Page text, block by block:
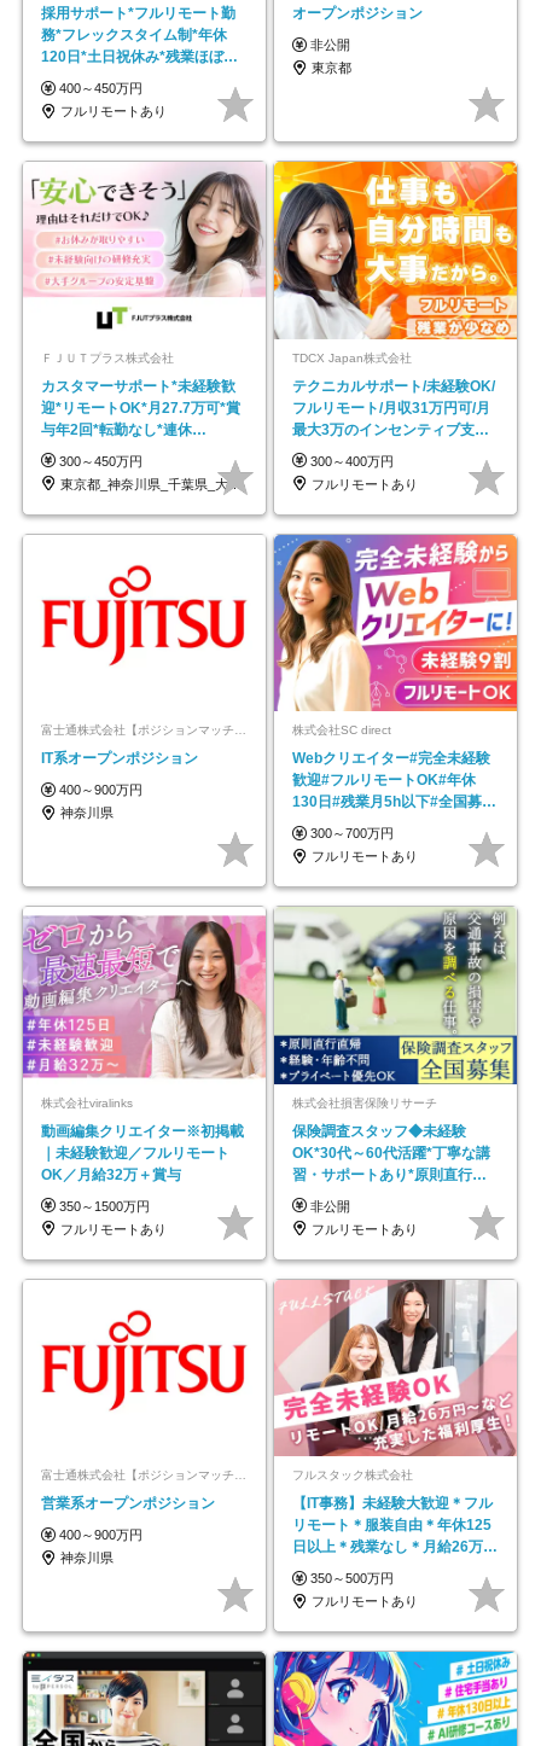
採用サポート*フルリモート勤
務*フレックスタイム制*年休
120日*土日祝休み*残業ほぼな
し*育児中社員8割以上
400～450万円
フルリモートあり
オープンポジション
非公開
東京都
ＦＪＵＴプラス株式会社
カスタマーサポート*未経験歓
迎*リモートOK*月27.7万可*賞
与年2回*転勤なし*連休
OK/ZE010232
300～450万円
東京都_神奈川県_千葉県_大阪府_愛知県…
TDCX Japan株式会社
テクニカルサポート/未経験OK/
フルリモート/月収31万円可/月
最大3万のインセンティブ支給/
平均年齢33歳
300～400万円
フルリモートあり
富士通株式会社【ポジションマッチ登録】
IT系オープンポジション
400～900万円
神奈川県
株式会社SC direct
Webクリエイター#完全未経験
歓迎#フルリモートOK#年休
130日#残業月5h以下#全国募集
#最大1年の研修
300～700万円
フルリモートあり
株式会社viralinks
動画編集クリエイター※初掲載
｜未経験歓迎／フルリモート
OK／月給32万＋賞与
350～1500万円
フルリモートあり
株式会社損害保険リサーチ
保険調査スタッフ◆未経験
OK*30代～60代活躍*丁寧な講
習・サポートあり*原則直行直
帰／全国募集・業務委託
非公開
フルリモートあり
富士通株式会社【ポジションマッチ登録】
営業系オープンポジション
400～900万円
神奈川県
フルスタック株式会社
【IT事務】未経験大歓迎＊フル
リモート＊服装自由＊年休125
日以上＊残業なし＊月給26万円
以上
350～500万円
フルリモートあり